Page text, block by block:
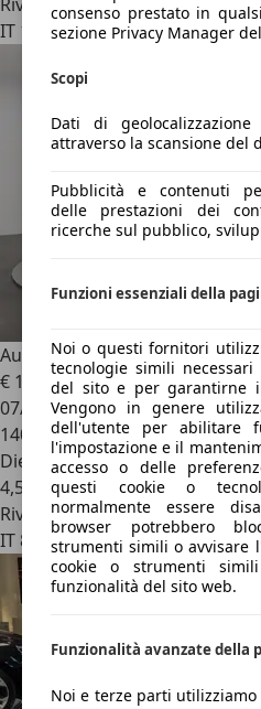
consenso prestato in
sezione Privacy Manager
Scopi
Dati di
attraverso la scansione del
Pubblicità e contenuti
delle prestazioni dei
ricerche sul pubblico,
Funzioni essenziali della
Noi o questi fornitori
tecnologie simili
del sito e per garantirne
Vengono in genere
dell'utente per abilitare
l'impostazione e il
accesso o delle
questi cookie o
normalmente essere
browser potrebbero
strumenti simili o avvisare
cookie o strumenti
funzionalità del sito web.
Funzionalità avanzate della
Noi e terze parti
IT 10142
Audi A5A5 Sportback 2.0 tdi S
€ 19.900
07/2017
140.000 km
Diesel
4,5 l/100 km (comb.)
Rivenditore
IT 88816